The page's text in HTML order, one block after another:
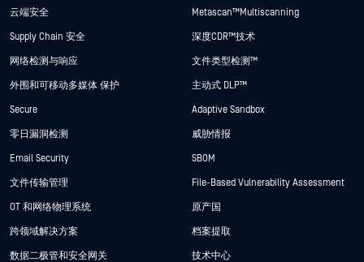
云端安全
Supply Chain 安全
网络检测与响应
外围和可移动多媒体 保护
Secure
零日漏洞检测
Email Security
文件传输管理
OT 和网络物理系统
跨领域解决方案
数据二极管和安全网关
Metascan™ Multiscanning
深度CDR™技术
文件类型检测™
主动式 DLP™
Adaptive Sandbox
威胁情报
SBOM
File-Based Vulnerability Assessment
原产国
档案提取
技术中心